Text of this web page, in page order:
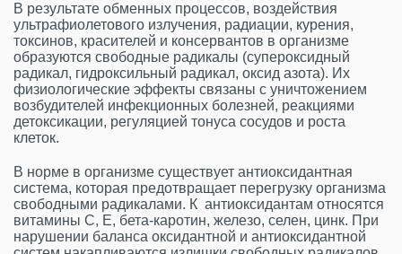
В результате обменных процессов, воздействия
ультрафиолетового излучения, радиации, курения,
токсинов, красителей и консервантов в организме
образуются свободные радикалы (супероксидный
радикал, гидроксильный радикал, оксид азота). Их
физиологические эффекты связаны с уничтожением
возбудителей инфекционных болезней, реакциями
детоксикации, регуляцией тонуса сосудов и роста
клеток.
В норме в организме существует антиоксидантная
система, которая предотвращает перегрузку организма
свободными радикалами. К антиоксидантам относятся
витамины С, Е, бета-каротин, железо, селен, цинк. При
нарушении баланса оксидантной и антиоксидантной